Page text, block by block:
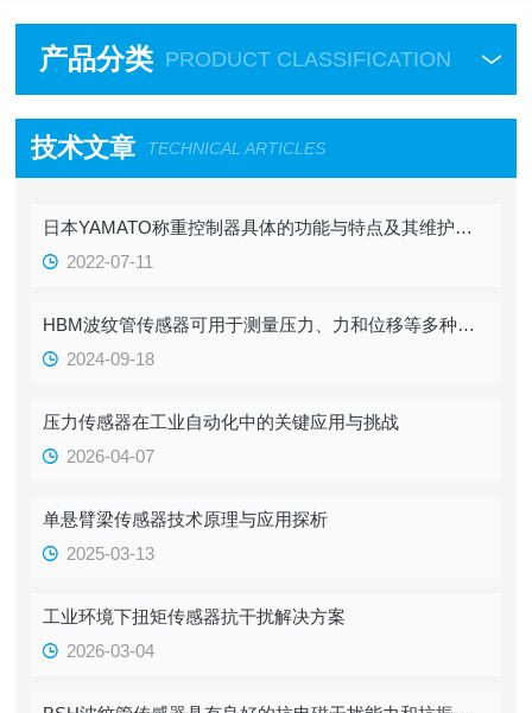
产品分类 PRODUCT CLASSIFICATION
技术文章 TECHNICAL ARTICLES
日本YAMATO称重控制器具体的功能与特点及其维护方式
2022-07-11
HBM波纹管传感器可用于测量压力、力和位移等多种物理量
2024-09-18
压力传感器在工业自动化中的关键应用与挑战
2026-04-07
单悬臂梁传感器技术原理与应用探析
2025-03-13
工业环境下扭矩传感器抗干扰解决方案
2026-03-04